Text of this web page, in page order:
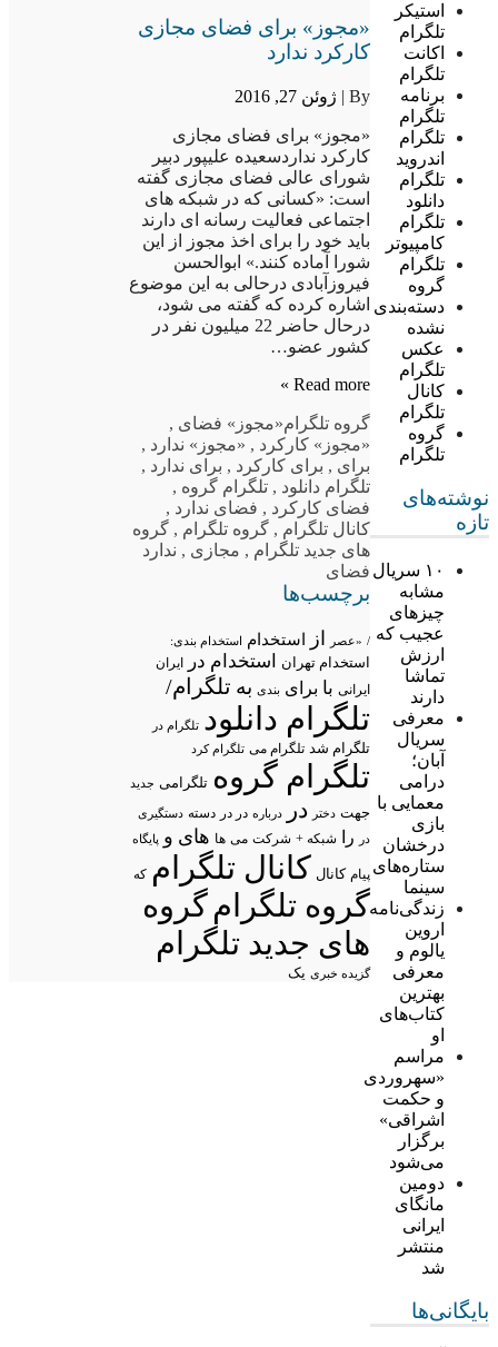
استیکر
تلگرام
اکانت
تلگرام
برنامه
تلگرام
تلگرام
اندروید
تلگرام
دانلود
تلگرام
کامپیوتر
تلگرام
گروه
دسته‌بندی
نشده
عکس
تلگرام
کانال
تلگرام
گروه
تلگرام
نوشته‌های
تازه
۱۰ سریال
مشابه
چیزهای
عجیب که
ارزش
تماشا
دارند
معرفی
سریال
آبان؛
درامی
معمایی با
بازی
درخشان
ستاره‌های
سینما
زندگی‌نامه
اروین
یالوم و
معرفی
بهترین
کتاب‌های
او
مراسم
«سهروردی
و حکمت
اشراقی»
برگزار
می‌شود
دومین
مانگای
ایرانی
منتشر
شد
بایگانی‌ها
«مجوز» برای فضای مجازی
کارکرد ندارد
By | ژوئن 27, 2016
«مجوز» برای فضای مجازی
کارکرد نداردسعیده علیپور دبیر
شورای عالی فضای مجازی گفته
است: «کسانی که در شبکه های
اجتماعی فعالیت رسانه ای دارند
باید خود را برای اخذ مجوز از این
شورا آماده کنند.» ابوالحسن
فیروزآبادی درحالی به این موضوع
اشاره کرده که گفته می شود،
درحال حاضر 22 میلیون نفر در
کشور عضو…
Read more »
گروه تلگرام«مجوز» فضای ,
«مجوز» کارکرد , «مجوز» ندارد ,
برای , برای کارکرد , برای ندارد ,
تلگرام دانلود , تلگرام گروه ,
فضای کارکرد , فضای ندارد ,
کانال تلگرام , گروه تلگرام , گروه
های جدید تلگرام , مجازی , ندارد
فضای
برچسب‌ها
/ «عصر از استخدام استخدام بندی:
استخدام تهران استخدام در ایران
ایرانی با برای بندی به تلگرام/
تلگرام دانلود تلگرام در
تلگرام شد تلگرام می تلگرام کرد
تلگرام گروه تلگرامی جدید
جهت دختر در درباره در در دسته دستگیری
در
را شبکه + شرکت می ها های و پایگاه
پیام کانال کانال تلگرام که
گروه تلگرامگروه
های جدید تلگرام
گزیده خبری یک